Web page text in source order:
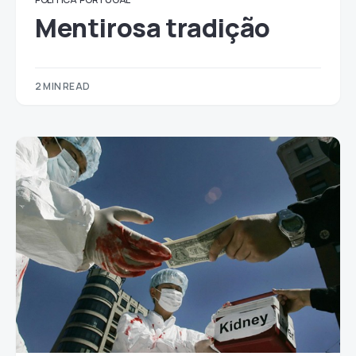
Mentirosa tradição
2 MIN READ